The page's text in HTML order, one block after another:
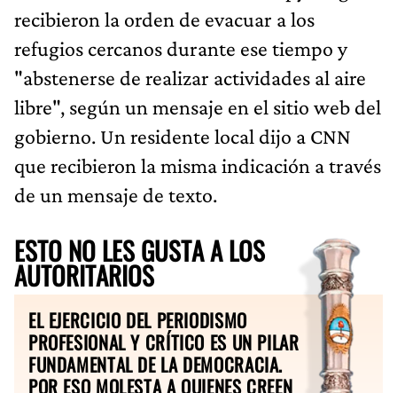
recibieron la orden de evacuar a los
refugios cercanos durante ese tiempo y
"abstenerse de realizar actividades al aire
libre", según un mensaje en el sitio web del
gobierno. Un residente local dijo a CNN
que recibieron la misma indicación a través
de un mensaje de texto.
ESTO NO LES GUSTA A LOS
AUTORITARIOS
EL EJERCICIO DEL PERIODISMO
PROFESIONAL Y CRÍTICO ES UN PILAR
FUNDAMENTAL DE LA DEMOCRACIA.
POR ESO MOLESTA A QUIENES CREEN